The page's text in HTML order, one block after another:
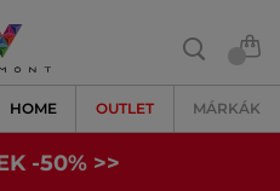
HOME OUTLET MÁRKÁK
-50% >>